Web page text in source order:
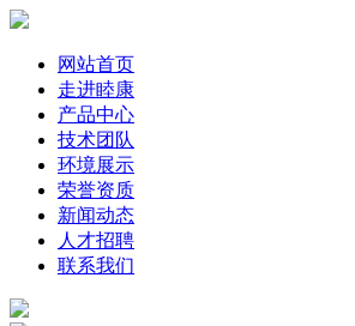
网站首页
走进睦康
产品中心
技术团队
环境展示
荣誉资质
新闻动态
人才招聘
联系我们